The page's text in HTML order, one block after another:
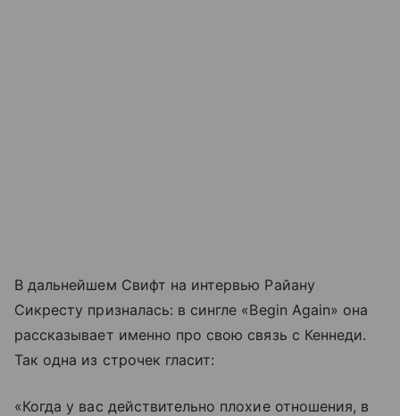
В дальнейшем Свифт на интервью Райану
Сикресту призналась: в сингле «Begin Again» она
рассказывает именно про свою связь с Кеннеди.
Так одна из строчек гласит:
«Когда у вас действительно плохие отношения, в